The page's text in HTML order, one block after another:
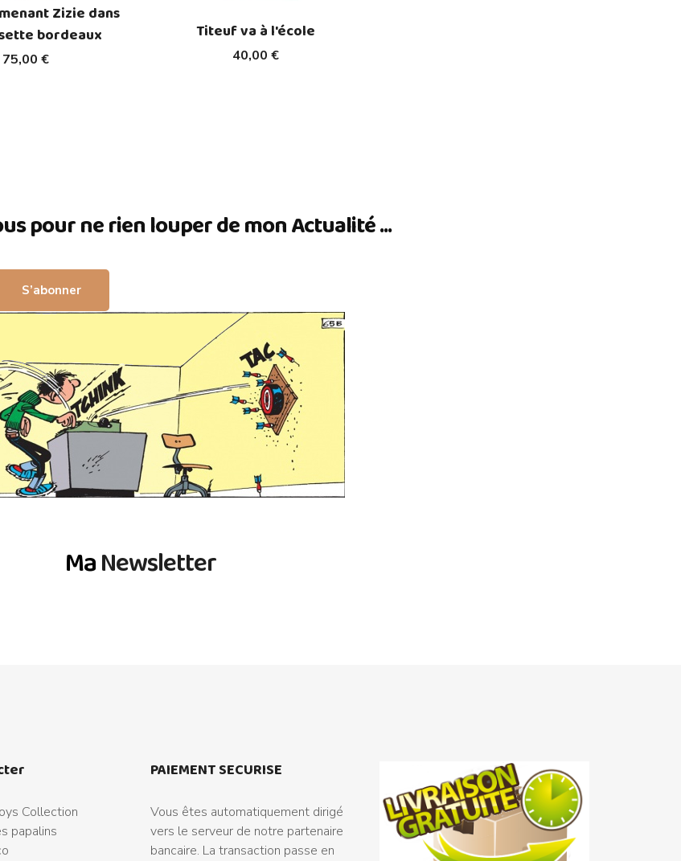
75,00 €
Zizie dans
bordeaux
40,00 €
Titeuf va à l'école
pour ne rien louper de mon Actualité ...
S’abonner
MaNewsletter
Collection
papalins
PAIEMENT SECURISE
Vous êtes automatiquement dirigé
vers le serveur de notre partenaire
bancaire. La transaction passe en